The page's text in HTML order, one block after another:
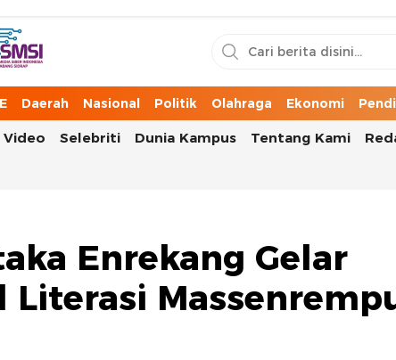
Detil, Sudut, dan Cerita Kota
Daerah Nasional Politik Olahraga Ekonomi
Video Selebriti Dunia Kampus Tentang Kami
Enrekang Gelar
Literasi